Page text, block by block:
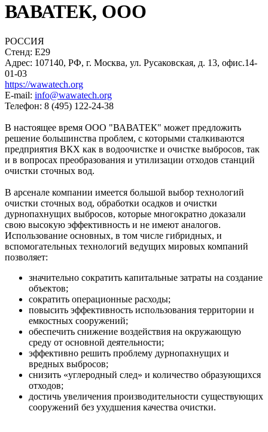
ВАВАТЕК, ООО
РОССИЯ
Стенд: E29
Адрес: 107140, РФ, г. Москва, ул. Русаковская, д. 13, офис.14-
01-03
https://wawatech.org
E-mail: info@wawatech.org
Телефон: 8 (495) 122-24-38
В настоящее время ООО "ВАВАТЕК" может предложить
решение большинства проблем, с которыми сталкиваются
предприятия ВКХ как в водоочистке и очистке выбросов, так
и в вопросах преобразования и утилизации отходов станций
очистки сточных вод.
В арсенале компании имеется большой выбор технологий
очистки сточных вод, обработки осадков и очистки
дурнопахнущих выбросов, которые многократно доказали
свою высокую эффективность и не имеют аналогов.
Использование основных, в том числе гибридных, и
вспомогательных технологий ведущих мировых компаний
позволяет:
значительно сократить капитальные затраты на создание
объектов;
сократить операционные расходы;
повысить эффективность использования территории и
емкостных сооружений;
обеспечить снижение воздействия на окружающую
среду от основной деятельности;
эффективно решить проблему дурнопахнущих и
вредных выбросов;
снизить «углеродный след» и количество образующихся
отходов;
достичь увеличения производительности существующих
сооружений без ухудшения качества очистки.